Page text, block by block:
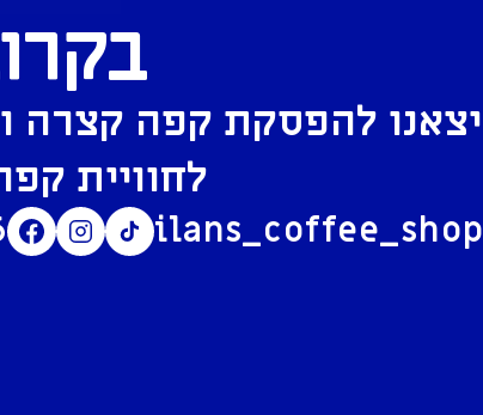
יצאנו להפסקת קפה קצרה
לחוויית
ilans_coffee_shop